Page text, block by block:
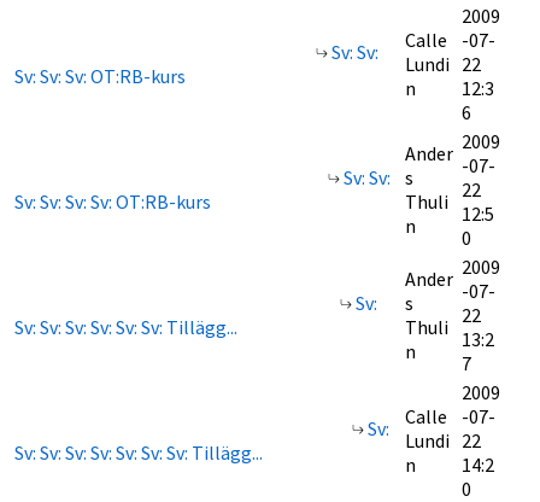
Sv: Sv:
Sv: Sv: Sv: OT:RB-kurs
Calle
Lundi
n
2009
-07-
22
12:3
6
Sv: Sv:
Sv: Sv: Sv: Sv: OT:RB-kurs
Ander
s
Thuli
n
2009
-07-
22
12:5
0
Sv:
Sv: Sv: Sv: Sv: Sv: Sv: Tillägg...
Ander
s
Thuli
n
2009
-07-
22
13:2
7
Sv:
Sv: Sv: Sv: Sv: Sv: Sv: Sv: Tillägg...
Calle
Lundi
n
2009
-07-
22
14:2
0